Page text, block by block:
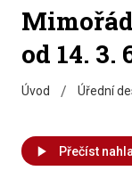
od 14. 3.
Úvod / Úřední
Přečíst